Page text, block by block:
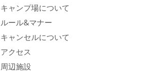
キャンプ場について
ルール&マナー
キャンセルについて
アクセス
周辺施設